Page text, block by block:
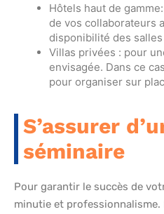
Hôtels haut de
de vos collaborateurs
disponibilité des
Villas privées : pour
envisagée. Dans ce
pour organiser sur
S’assurer
séminaire
Pour garantir le succès de
minutie et professionnalisme.